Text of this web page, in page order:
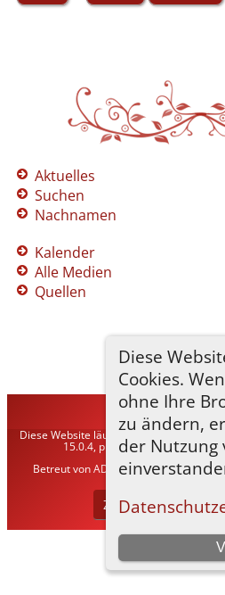
Diese
Cookies.
ohne Ihre
zu ändern,
der Nutzung
Aktuelles
Suchen
Nachnamen
Kalender
Alle Medien
Quellen
TNG-ADLER
Diese Website läuft mit The Next
15.0.4, programmiert von Darrin
Betreut vonADLER Heraldisch-
Zur Desktop-